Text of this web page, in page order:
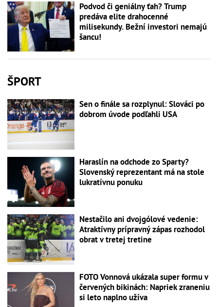
Podvod či geniálny ťah? Trump
predáva elite drahocenné
milisekundy. Bežní investori nemajú
šancu!
ŠPORT
Sen o finále sa rozplynul: Slováci po
dobrom úvode podľahli USA
Haraslín na odchode zo Sparty?
Slovenský reprezentant má na stole
lukratívnu ponuku
Nestačilo ani dvojgólové vedenie:
Atraktívny prípravný zápas rozhodol
obrat v tretej tretine
FOTO Vonnová ukázala super formu v
červených bikinách: Napriek zraneniu
si leto naplno užíva